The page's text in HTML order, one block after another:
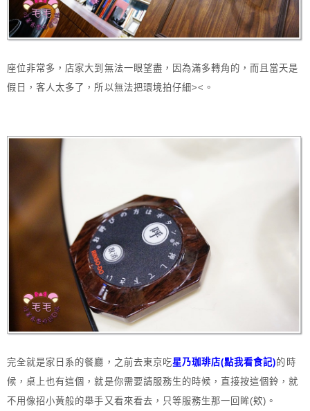
座位非常多，店家大到無法一眼望盡，因為滿多轉角的，而且當天是
假日，客人太多了，所以無法把環境拍仔細><。
完全就是家日系的餐廳，之前去東京吃星乃珈琲店(點我看食記)的時
候，桌上也有這個，就是你需要請服務生的時候，直接按這個鈴，就
不用像招小黃般的舉手又看來看去，只等服務生那一回眸(欸)。